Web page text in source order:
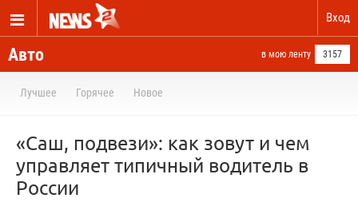
Вход
Авто в мою ленту 3157
Лучшее Горячее Новое
«Саш, подвези»: как зовут и чем
управляет типичный водитель в
России